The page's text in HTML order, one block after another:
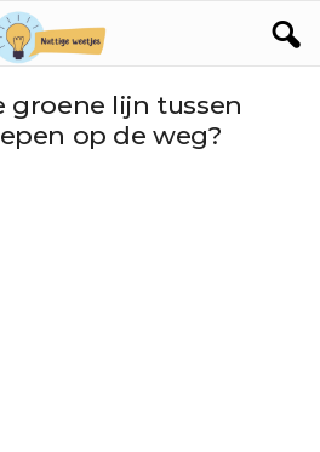
groene lijn tussen
op de weg?